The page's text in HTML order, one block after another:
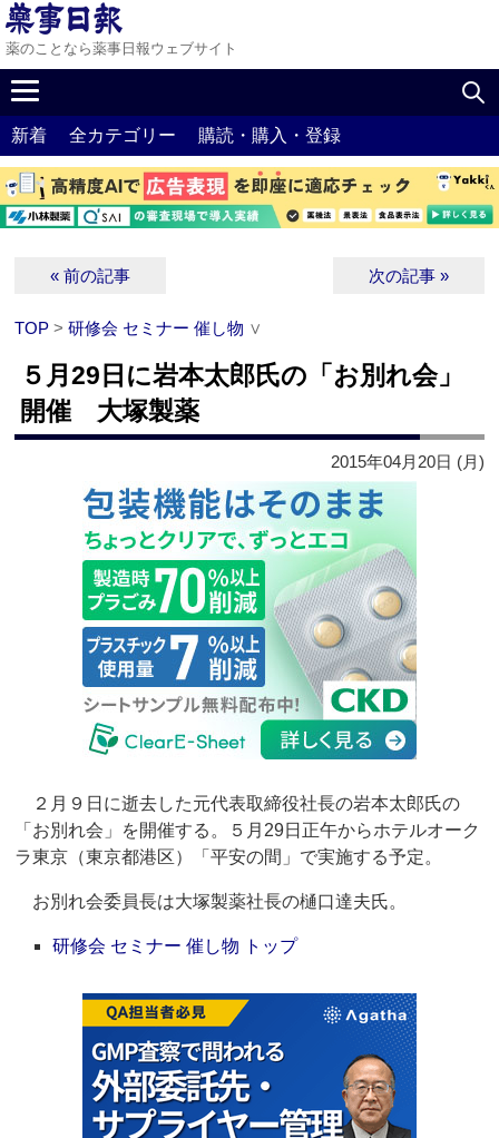
薬のことなら薬事日報ウェブサイト
新着 全カテゴリー 購読・購入・登録
« 前の記事 次の記事 »
TOP >研修会 セミナー 催し物 ∨
５月29日に岩本太郎氏の「お別れ会」
開催 大塚製薬
2015年04月20日 (月)
２月９日に逝去した元代表取締役社長の岩本太郎氏の
「お別れ会」を開催する。５月29日正午からホテルオーク
ラ東京（東京都港区）「平安の間」で実施する予定。
お別れ会委員長は大塚製薬社長の樋口達夫氏。
研修会 セミナー 催し物 トップ